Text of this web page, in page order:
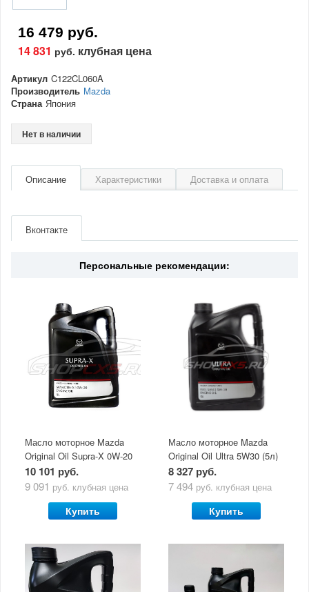
16 479 руб.
14 831 руб. клубная цена
Артикул C122CL060A
Производитель Mazda
Страна Япония
Нет в наличии
Описание Характеристики Доставка и оплата
Страна Япония
Вконтакте
Персональные рекомендации:
Масло моторное Mazda
Original Oil Supra-X 0W-20
(5 л)
10 101 руб.
9 091 руб. клубная цена
Купить
Масло моторное Mazda
Original Oil Ultra 5W30 (5л)
8 327 руб.
7 494 руб. клубная цена
Купить